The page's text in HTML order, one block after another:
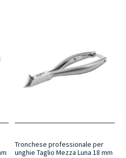
Tronchese professionale per
unghie Taglio Mezza Luna 18 mm